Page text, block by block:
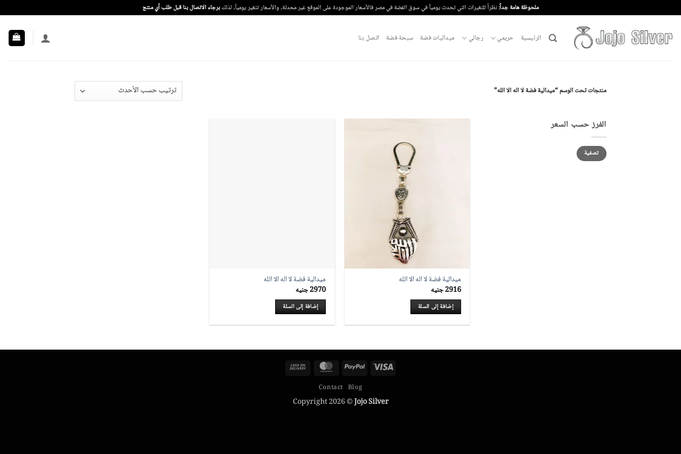
للمحتوى
ملحوظة هامة جداً:نظراً للتغيرات التي تحدث يومياً في سوق الفضة في مصر فالأسعار الموجودة على الموقع غير محدثة، والأسعار تتغير يومياً، لذلكبرجاء الاتصال بنا قبل طلب أي منتج
الرئيسية حريمي رجالي ميداليات فضة سبحة فضة اتصل بنا
منتجات تحت الوسم “ميدالية فضة لا اله الا الله”
الفرز حسب السعر
أدنى
سعر
أعلى
سعرتصفية
ميدالية فضة لا اله الا الله
2916جنيه
إضافة إلى السلة
ميدالية فضة لا اله الا الله
2970جنيه
إضافة إلى السلة
Visa
PayPal
MasterCard
Blog
Contact
Copyright 2026 ©Jojo Silver